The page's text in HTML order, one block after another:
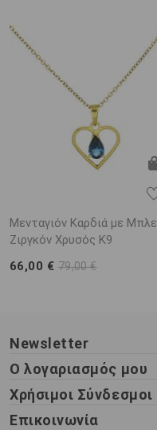
Μενταγιόν Καρδιά με Μπλε
Ζιργκόν Χρυσός K9
66,00 € 79,00 €
Newsletter
Ο λογαριασμός μου
Χρήσιμοι Σύνδεσμοι
Επικοινωνία